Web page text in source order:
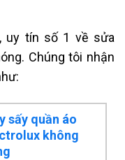
uy tín số 1 về sửa
Chúng tôi nhận
sấy quần áo
không